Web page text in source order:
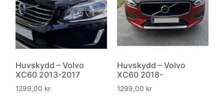
Huvskydd – Volvo
XC60 2013-2017
1299,00 kr
Huvskydd – Volvo
XC60 2018-
1299,00 kr